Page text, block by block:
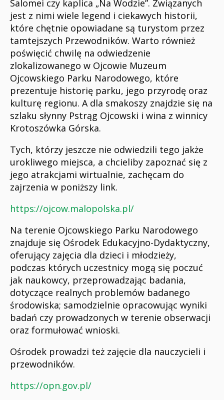
Salomei czy kaplica „Na Wodzie”. Związanych
jest z nimi wiele legend i ciekawych historii,
które chętnie opowiadane są turystom przez
tamtejszych Przewodników. Warto również
poświęcić chwilę na odwiedzenie
zlokalizowanego w Ojcowie Muzeum
Ojcowskiego Parku Narodowego, które
prezentuje historię parku, jego przyrodę oraz
kulturę regionu. A dla smakoszy znajdzie się na
szlaku słynny Pstrąg Ojcowski i wina z winnicy
Krotoszówka Górska.
Tych, którzy jeszcze nie odwiedzili tego jakże
urokliwego miejsca, a chcieliby zapoznać się z
jego atrakcjami wirtualnie, zachęcam do
zajrzenia w poniższy link.
https://ojcow.malopolska.pl/
Na terenie Ojcowskiego Parku Narodowego
znajduje się Ośrodek Edukacyjno-Dydaktyczny,
oferujący zajęcia dla dzieci i młodzieży,
podczas których uczestnicy mogą się poczuć
jak naukowcy, przeprowadzając badania,
dotyczące realnych problemów badanego
środowiska; samodzielnie opracowując wyniki
badań czy prowadzonych w terenie obserwacji
oraz formułować wnioski.
Ośrodek prowadzi też zajęcie dla nauczycieli i
przewodników.
https://opn.gov.pl/